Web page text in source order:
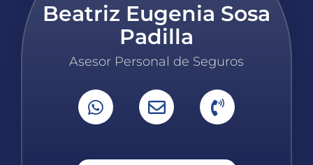
Beatriz Eugenia Sosa
Padilla
Asesor Personal de Seguros